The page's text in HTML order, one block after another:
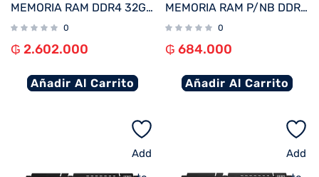
MEMORIA RAM DDR4 32GB 3200 KINGSTON FURY BEAST BK KF432C16BB/32
0
₲ 2.602.000
Añadir Al Carrito
MEMORIA RAM P/NB DDR4 8GB 3200 KINGSTON KVR32S22S8/8
0
₲ 684.000
Añadir Al Carrito
Add
Add